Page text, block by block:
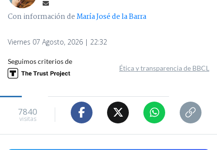
Con información deMaría José de la Barra
Viernes 07 Agosto, 2026 | 22:32
Seguimos criterios de
Ética y transparencia de BBCL
7840
visitas